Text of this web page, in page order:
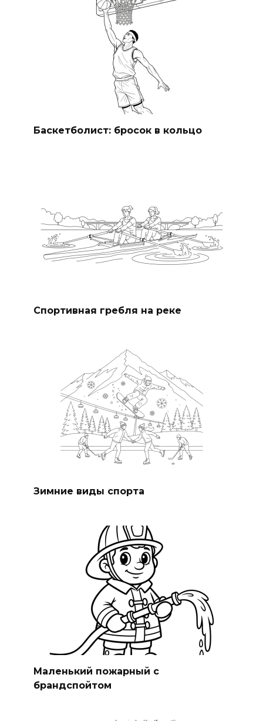
Баскетболист: бросок в кольцо
Спортивная гребля на реке
Зимние виды спорта
Маленький пожарный с
брандспойтом